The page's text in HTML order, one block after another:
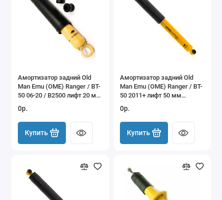
Амортизатор задний Old
Man Emu (OME) Ranger / BT-
50 06-20 / B2500 лифт 20 мм
0р.
Купить
Амортизатор задний Old
Man Emu (OME) Ranger / BT-
50 2011+ лифт 50 мм
0р.
Купить